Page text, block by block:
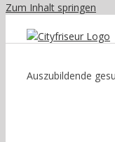
Zum Inhalt springen
Auszubildende